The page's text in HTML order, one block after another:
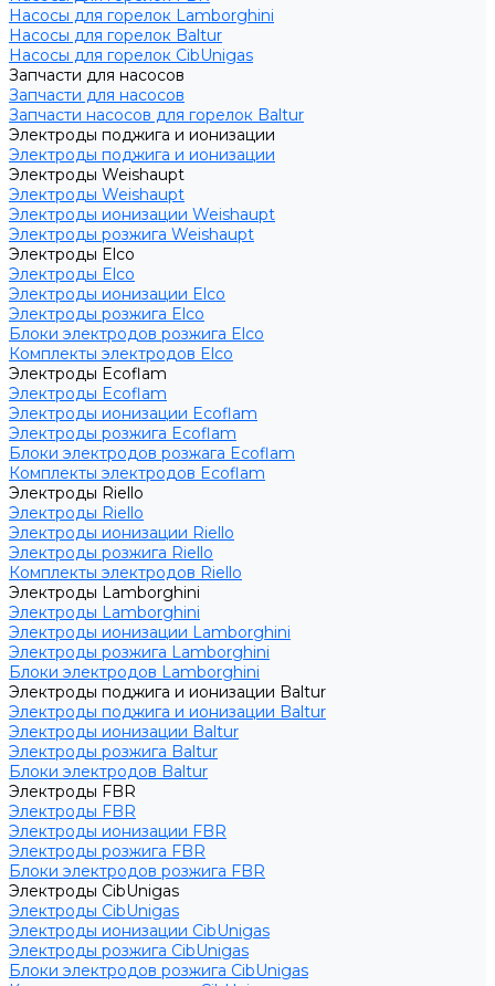
Насосы для горелок Lamborghini
Насосы для горелок Baltur
Насосы для горелок CibUnigas
Запчасти для насосов
Запчасти для насосов
Запчасти насосов для горелок Baltur
Электроды поджига и ионизации
Электроды поджига и ионизации
Электроды Weishaupt
Электроды Weishaupt
Электроды ионизации Weishaupt
Электроды розжига Weishaupt
Электроды Elco
Электроды Elco
Электроды ионизации Elco
Электроды розжига Elco
Блоки электродов розжига Elco
Комплекты электродов Elco
Электроды Ecoflam
Электроды Ecoflam
Электроды ионизации Ecoflam
Электроды розжига Ecoflam
Блоки электродов розжага Ecoflam
Комплекты электродов Ecoflam
Электроды Riello
Электроды Riello
Электроды ионизации Riello
Электроды розжига Riello
Комплекты электродов Riello
Электроды Lamborghini
Электроды Lamborghini
Электроды ионизации Lamborghini
Электроды розжига Lamborghini
Блоки электродов Lamborghini
Электроды поджига и ионизации Baltur
Электроды поджига и ионизации Baltur
Электроды ионизации Baltur
Электроды розжига Baltur
Блоки электродов Baltur
Электроды FBR
Электроды FBR
Электроды ионизации FBR
Электроды розжига FBR
Блоки электродов розжига FBR
Электроды CibUnigas
Электроды CibUnigas
Электроды ионизации CibUnigas
Электроды розжига CibUnigas
Блоки электродов розжига CibUnigas